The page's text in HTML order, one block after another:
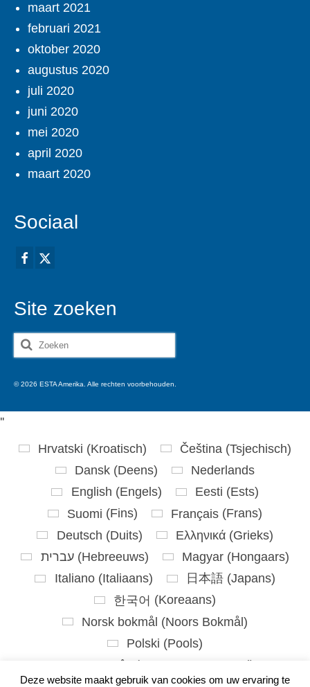
maart 2021
februari 2021
oktober 2020
augustus 2020
juli 2020
juni 2020
mei 2020
april 2020
maart 2020
Sociaal
Site zoeken
Zoeken
naar:
© 2026 ESTA Amerika. Alle rechten voorbehouden.
Deze website maakt gebruik van cookies om uw ervaring te
''
Hrvatski (Kroatisch) Čeština (Tsjechisch)
Dansk (Deens)
Nederlands
English (Engels) Eesti (Ests)
Suomi (Fins) Français (Frans)
Deutsch (Duits) Ελληνικά(Grieks)
עברית(Hebreeuws) Magyar(Hongaars)
Italiano(Italiaans) 日本語(Japans)
한국어 (Koreaans)
Norsk bokmål (Noors Bokmål)
Polski (Pools)
Português
( Portugees, Portugal)